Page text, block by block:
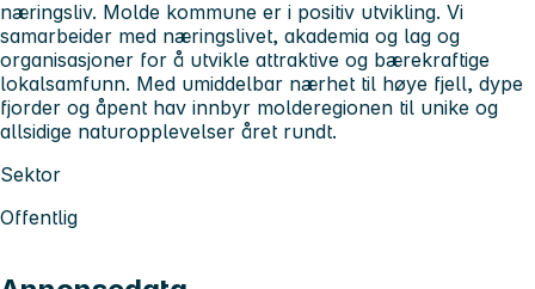
næringsliv. Molde kommune er i positiv utvikling. Vi
samarbeider med næringslivet, akademia og lag og
organisasjoner for å utvikle attraktive og bærekraftige
lokalsamfunn. Med umiddelbar nærhet til høye fjell, dype
fjorder og åpent hav innbyr molderegionen til unike og
allsidige naturopplevelser året rundt.
Sektor
Offentlig